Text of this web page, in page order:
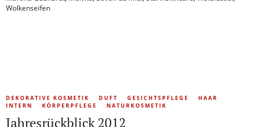
Wolkenseifen
DEKORATIVE KOSMETIK DUFT GESICHTSPFLEGE
HAAR
INTERN
KÖRPERPFLEGE NATURKOSMETIK
Jahresrückblick 2012